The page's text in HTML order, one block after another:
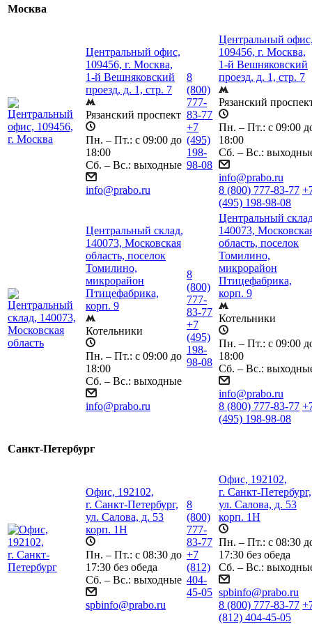
Москва
Центральный офис,
109456, г. Москва,
1-й Вешняковский
проезд, д. 1, стр. 7
Рязанский проспект
Пн. – Пт.: с 09:00 до
18:00
Сб. – Вс.: выходные
info@prabo.ru
8
(800)
777-
83-77
+7
(495)
198-
98-08
Центральный
109456, г. Москва,
1-й Вешняковский
проезд, д. 1, стр. 7
Рязанский
Пн. – Пт.: с 09:00
18:00
Сб. – Вс.:
info@prabo.ru
8 (800) 777-83-77
(495) 198-98-08
Центральный склад,
140073, Московская
область, поселок
Томилино,
микрорайон
Птицефабрика,
корп. 9
Котельники
Пн. – Пт.: с 09:00 до
18:00
Сб. – Вс.: выходные
info@prabo.ru
8
(800)
777-
83-77
+7
(495)
198-
98-08
Центральный
140073,
область, поселок
Томилино,
микрорайон
Птицефабрика,
корп. 9
Котельники
Пн. – Пт.: с 09:00
18:00
Сб. – Вс.:
info@prabo.ru
8 (800) 777-83-77
(495) 198-98-08
Санкт-Петербург
Офис, 192102,
г. Санкт-Петербург,
ул. Салова, д. 53
корп. 1Н
Пн. – Пт.: с 08:30 до
17:30 без обеда
Сб. – Вс.: выходные
spbinfo@prabo.ru
8
(800)
777-
83-77
+7
(812)
404-
45-05
Офис, 192102,
г. Санкт-Петербург,
ул. Салова, д. 53
корп. 1Н
Пн. – Пт.: с 08:30
17:30 без обеда
Сб. – Вс.:
spbinfo@prabo.ru
8 (800) 777-83-77
(812) 404-45-05